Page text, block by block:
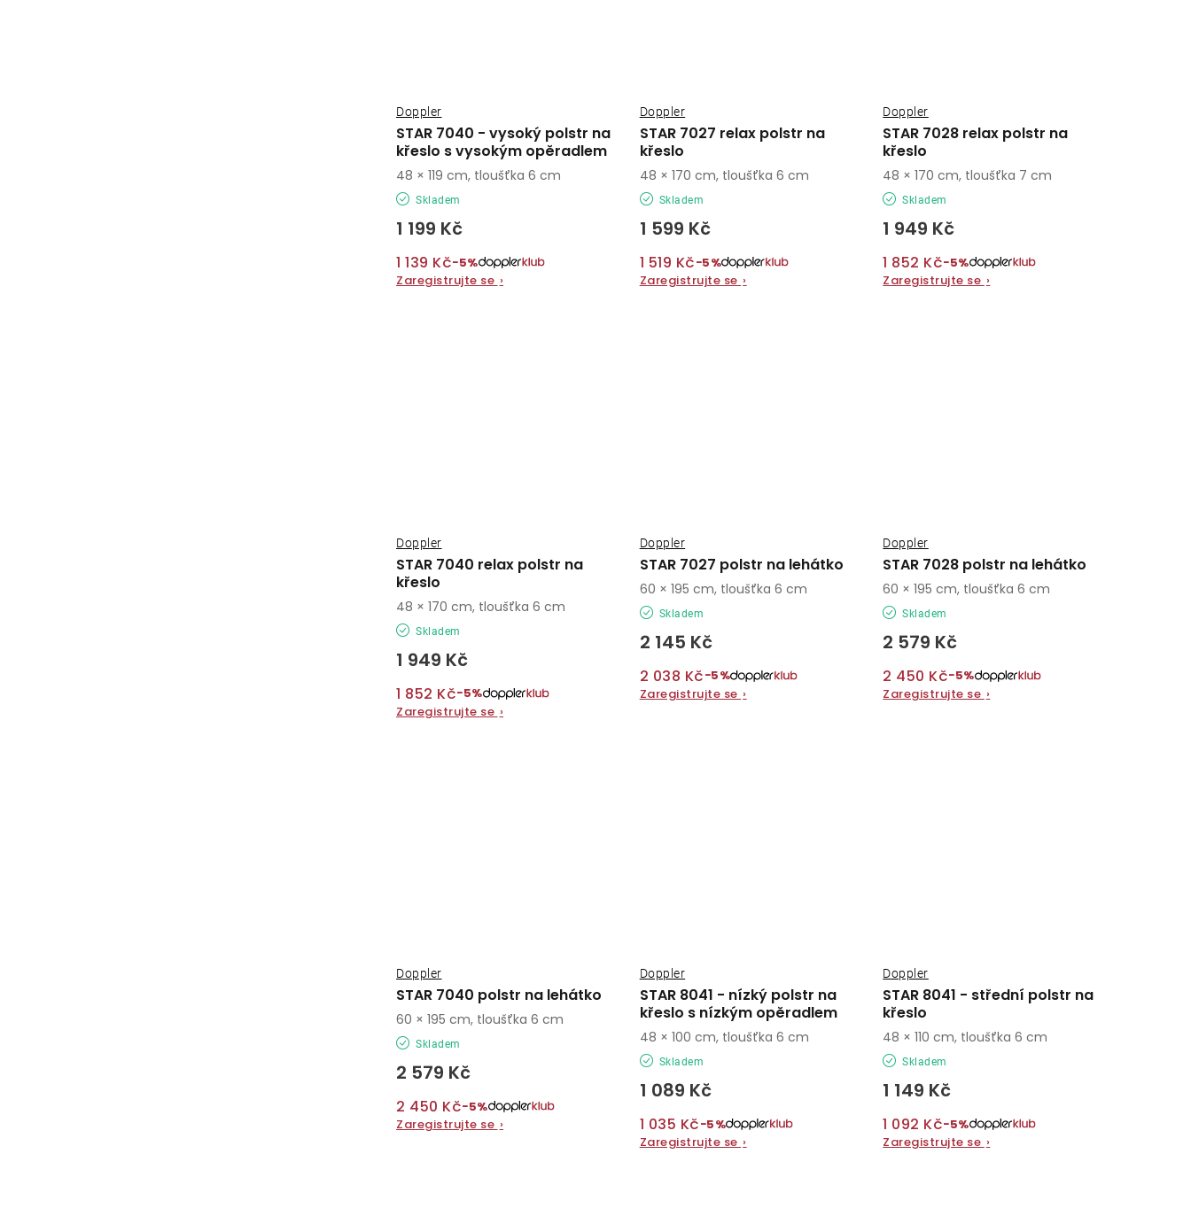
STAR 7040 - vysoký polstr na
křeslo s vysokým opěradlem
Doppler
Skladem
1 199 Kč
1 139 Kč−5%
Zaregistrujte se ›
48 × 119 cm, tloušťka 6 cm
STAR 7027 relax polstr na
křeslo
Doppler
Skladem
1 599 Kč
1 519 Kč−5%
Zaregistrujte se ›
48 × 170 cm, tloušťka 6 cm
STAR 7028 relax polstr na
křeslo
Doppler
Skladem
1 949 Kč
1 852 Kč−5%
Zaregistrujte se ›
48 × 170 cm, tloušťka 7 cm
STAR 7040 relax polstr na
křeslo
Doppler
Skladem
1 949 Kč
1 852 Kč−5%
Zaregistrujte se ›
48 × 170 cm, tloušťka 6 cm
STAR 7027 polstr na lehátko
Doppler
Skladem
2 145 Kč
2 038 Kč−5%
Zaregistrujte se ›
60 × 195 cm, tloušťka 6 cm
STAR 7028 polstr na lehátko
Doppler
Skladem
2 579 Kč
2 450 Kč−5%
Zaregistrujte se ›
60 × 195 cm, tloušťka 6 cm
STAR 7040 polstr na lehátko
Doppler
Skladem
2 579 Kč
2 450 Kč−5%
Zaregistrujte se ›
60 × 195 cm, tloušťka 6 cm
STAR 8041 - nízký polstr na
křeslo s nízkým opěradlem
Doppler
Skladem
1 089 Kč
1 035 Kč−5%
Zaregistrujte se ›
48 × 100 cm, tloušťka 6 cm
STAR 8041 - střední polstr na
křeslo
Doppler
Skladem
1 149 Kč
1 092 Kč−5%
Zaregistrujte se ›
48 × 110 cm, tloušťka 6 cm